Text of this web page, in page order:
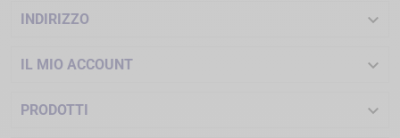
INDIRIZZO 
IL MIO ACCOUNT 
PRODOTTI 